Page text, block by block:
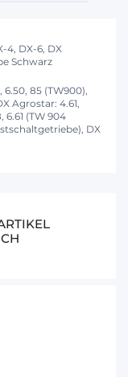
4, DX-6, DX
Schwarz
6.50, 85 (TW900),
Agrostar: 4.61,
6.61 (TW 904
DX